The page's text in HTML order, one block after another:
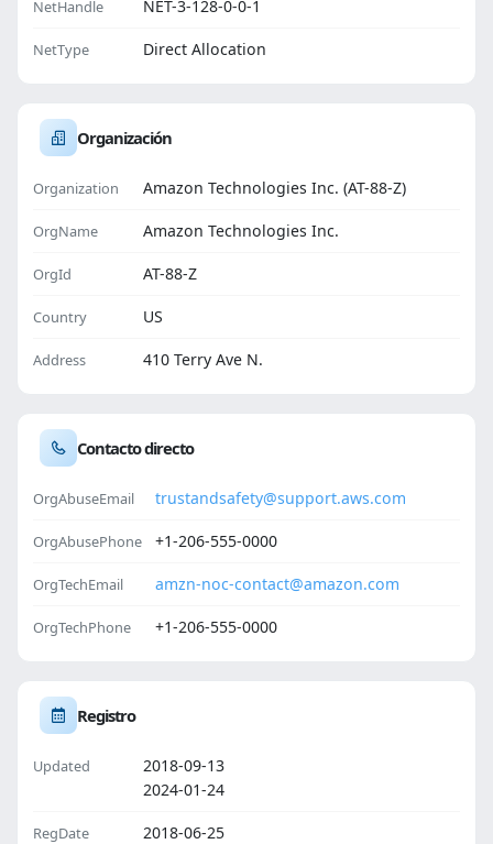
NetHandle NET-3-128-0-0-1
NetType Direct Allocation
Organización
Organization Amazon Technologies Inc. (AT-88-Z)
OrgName Amazon Technologies Inc.
OrgId AT-88-Z
Country US
Address 410 Terry Ave N.
Contacto directo
OrgAbuseEmail trustandsafety@support.aws.com
OrgAbusePhone +1-206-555-0000
OrgTechEmail amzn-noc-contact@amazon.com
OrgTechPhone +1-206-555-0000
Registro
Updated
2018-09-13
2024-01-24
RegDate
2018-06-25